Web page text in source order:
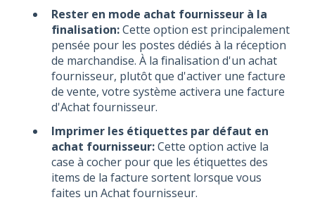
Rester en mode achat fournisseur à la
finalisation:Cette option est principalement
pensée pour les postes dédiés à la réception
de marchandise. À la finalisation d'un achat
fournisseur, plutôt que d'activer une facture
de vente, votre système activera une facture
d'Achat fournisseur.
Imprimer les étiquettes par défaut en
achat fournisseur:Cette option active la
case à cocher pour que les étiquettes des
items de la facture sortent lorsque vous
faites un Achat fournisseur.